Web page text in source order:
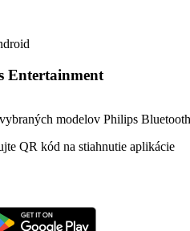
Entertainment
modelov Philips
QR kód na stiahnutie aplikácie